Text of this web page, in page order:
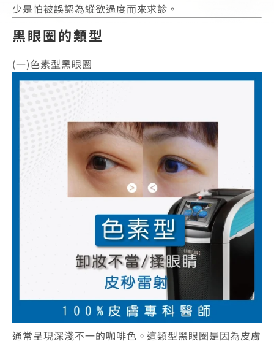
少是怕被誤認為縱欲過度而來求診。
黑眼圈的類型
(一)色素型黑眼圈
通常呈現深淺不一的咖啡色。這類型黑眼圈是因為皮膚